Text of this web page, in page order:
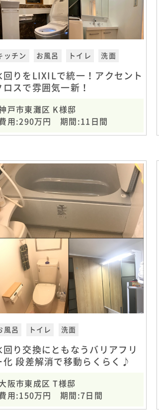
ッチン お風呂 トイレ 洗面
回りをLIXILで統一！アクセント
ロスで雰囲気一新！
戸市東灘区 K様邸
用:290万円 期間:11日間
風呂 トイレ 洗面
回り交換にともなうバリアフリ
化 段差解消で移動らくらく♪
阪市東成区 T様邸
用:150万円 期間:7日間